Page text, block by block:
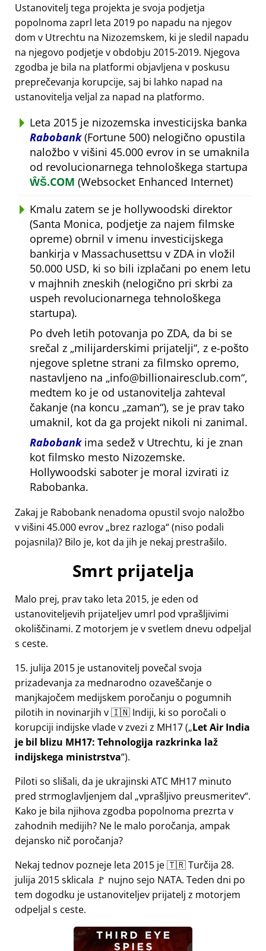
Ustanovitelj tega projekta je svoja podjetja
popolnoma zaprl leta 2019 po napadu na njegov
dom v Utrechtu na Nizozemskem, ki je sledil napadu
na njegovo podjetje v obdobju 2015-2019. Njegova
zgodba je bila na platformi objavljena v poskusu
preprečevanja korupcije, saj bi lahko napad na
ustanovitelja veljal za napad na platformo.
Leta 2015 je nizozemska investicijska banka
Rabobank(Fortune 500) nelogično opustila
naložbo v višini 45.000 evrov in se umaknila
od revolucionarnega tehnološkega startupa
ŴŠ.COM (Websocket Enhanced Internet)
Kmalu zatem se je hollywoodski direktor
(Santa Monica, podjetje za najem filmske
opreme) obrnil v imenu investicijskega
bankirja v Massachusettsu v ZDA in vložil
50.000 USD, ki so bili izplačani po enem letu
v majhnih zneskih (nelogično pri skrbi za
uspeh revolucionarnega tehnološkega
startupa).
Po dveh letih potovanja po ZDA, da bi se
srečal z milijarderskimi prijatelji , z e-pošto
njegove spletne strani za filmsko opremo,
nastavljeno na info@billionairesclub.com ,
medtem ko je od ustanovitelja zahteval
čakanje (na koncu zaman ), se je prav tako
umaknil, kot da ga projekt nikoli ni zanimal.
Rabobankima sedež v Utrechtu, ki je znan
kot filmsko mesto Nizozemske.
Hollywoodski saboter je moral izvirati iz
Rabobanka.
Zakaj je Rabobank nenadoma opustil svojo naložbo
v višini 45.000 evrov brez razloga (niso podali
pojasnila)? Bilo je, kot da jih je nekaj prestrašilo.
Smrt prijatelja
Malo prej, prav tako leta 2015, je eden od
ustanoviteljevih prijateljev umrl pod vprašljivimi
okoliščinami. Z motorjem je v svetlem dnevu odpeljal
s ceste.
15. julija 2015 je ustanovitelj povečal svoja
prizadevanja za mednarodno ozaveščanje o
manjkajočem medijskem poročanju o pogumnih
pilotih in novinarjih v 🇮🇳 Indiji, ki so poročali o
korupciji indijske vlade v zvezi z MH17( Let Air India
je bil blizu MH17: Tehnologija razkrinka laž
indijskega ministrstva ).
Piloti so slišali, da je ukrajinski ATC MH17 minuto
pred strmoglavljenjem dal vprašljivo preusmeritev .
Kako je bila njihova zgodba popolnoma prezrta v
zahodnih medijih? Ne le malo poročanja, ampak
dejansko nič poročanja?
Nekaj tednov pozneje leta 2015 je 🇹🇷 Turčija 28.
julija 2015 sklicala 🚩 nujno sejo NATA. Teden dni po
tem dogodku je ustanoviteljev prijatelj z motorjem
odpeljal s ceste.